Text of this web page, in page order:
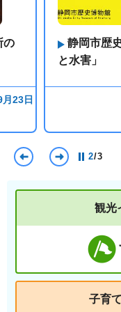
前のス
2/3
の
23日
静岡市歴
と水害」
観光
子育